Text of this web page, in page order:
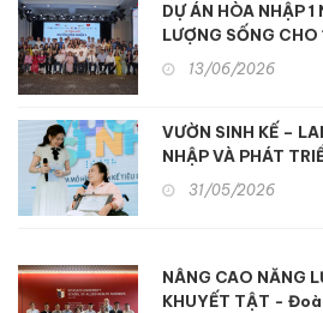
DỰ ÁN HÒA NHẬP
LƯỢNG SỐNG
TẬT MIỀN TRUNG
13/06/2026
VƯỜN SINH KẾ –
NHẬP VÀ PHÁT
31/05/2026
NÂNG CAO NĂNG
KHUYẾT TẬT -